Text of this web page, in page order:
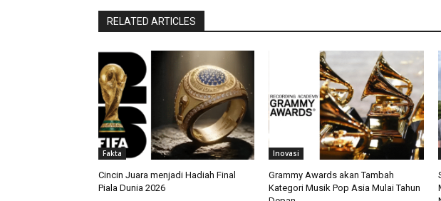
RELATED ARTICLES
Fakta
Cincin Juara menjadi Hadiah Final
Piala Dunia 2026
Inovasi
Grammy Awards akan Tambah
Kategori Musik Pop Asia Mulai Tahun